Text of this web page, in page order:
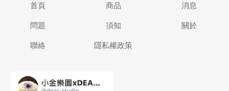
首頁 商品 消息
問題 須知 關於
聯絡 隱私權政策